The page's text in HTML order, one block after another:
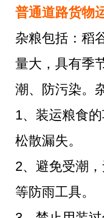
普通道路货物
杂粮包括：稻
量大，具有季
潮、防污染。
1、装运粮食
松散漏失。
2、避免受潮
等防雨工具。